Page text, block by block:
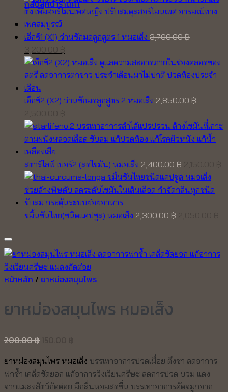
กลับสู่หน้าร้านค้า
was:
3,550.00 ฿.
is:
เอ็กซ์1 (X1) ว่านชักมดลูกสูตร 1 หมอเส็ง 3,700.00฿
price
was:
3,700.00 ฿.
price
is:
เอ็กซ์2 (X2) ว่านชักมดลูกสูตร 2 หมอเส็ง 2,850.00฿
price
was:
2,850.00 ฿.
price
is:
สตาร์ไลฟ์ เบอร์2 (ลดไขมัน) หมอเส็ง 2,400.00฿
price
was:
ขมิ้นชันไทย(ชนิดแคปซูล) หมอเส็ง 2,300.00฿
2,300.00 ฿.
หน้าหลัก / ยาหม่องสมุนไพร
ยาหม่องสมุนไพร หมอเส็ง
200.00฿
was:
200.00 ฿.
is:
150.00 ฿.
ยาหม่องสมุนไพร หมอเส็ง บรรเทาอาการปวดเมื่อย ตึงชา ลดอาการ
ฟกช้ำ เคล็ดขัดยอก แก้อาการวิงเวียนศรีษะ ลดการปวด บวม แดง
จากแมลงสัตว์กัดต่อย มีกลิ่นหอมสดชื่น บรรเทาอาการคัดจมูกจาก